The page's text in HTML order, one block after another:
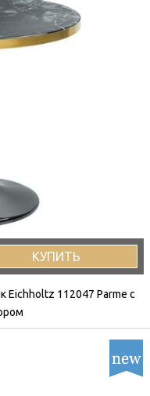
КУПИТЬ
Eichholtz 112047 Parme с